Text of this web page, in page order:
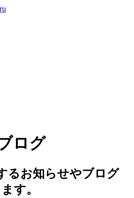
ログ
るお知らせやブログ
す。